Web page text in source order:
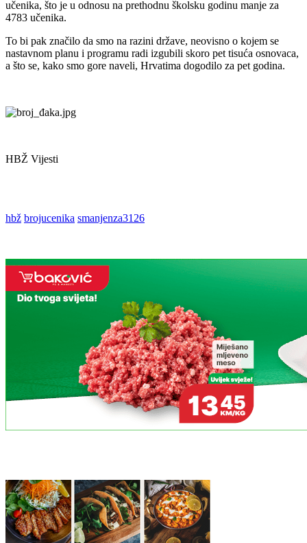
učenika, što je u odnosu na prethodnu školsku godinu manje za
4783 učenika.
To bi pak značilo da smo na razini države, neovisno o kojem se
nastavnom planu i programu radi izgubili skoro pet tisuća osnovaca,
a što se, kako smo gore naveli, Hrvatima dogodilo za pet godina.
HBŽ Vijesti
hbž brojucenika smanjenza3126